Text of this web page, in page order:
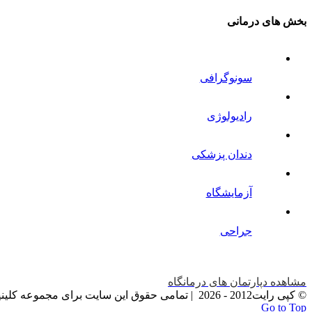
بخش های درمانی
سونوگرافی
رادیولوژی
دندان پزشکی
آزمایشگاه
جراحی
مشاهده دپارتمان های درمانگاه
© کپی رایت2012 -
2026 | تمامی حقوق این سایت برای مجموعه کلینیک دامپزشکان سبز محفوظ می باشد
Go to Top